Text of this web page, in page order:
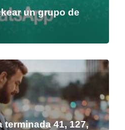
un grupo de
terminada 41, 127,